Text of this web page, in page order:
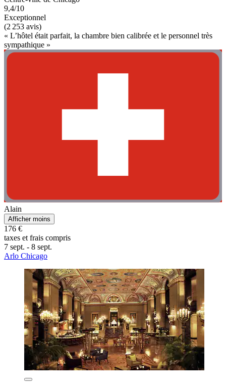
9,4/10
Exceptionnel
(2 253 avis)
« L’hôtel était parfait, la chambre bien calibrée et le personnel très
sympathique »
Alain
Afficher moins
176 €
taxes et frais compris
7 sept. - 8 sept.
Arlo Chicago